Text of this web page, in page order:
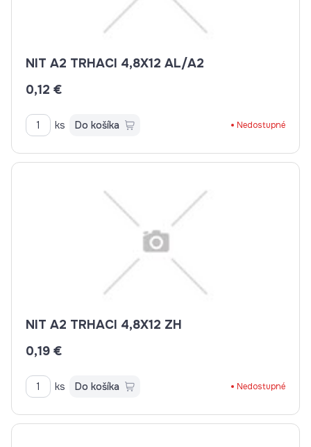
NIT A2 TRHACI 4,8X12 AL/A2
0,12 €
ks Do košíka Nedostupné
NIT A2 TRHACI 4,8X12 ZH
0,19 €
ks Do košíka Nedostupné